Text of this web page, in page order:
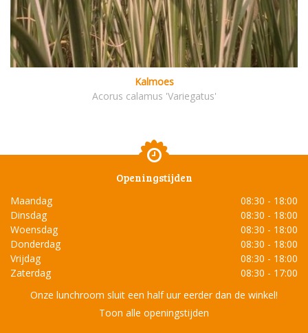
Kalmoes
Acorus calamus 'Variegatus'
Openingstijden
Maandag
08:30 - 18:00
Dinsdag
08:30 - 18:00
Woensdag
08:30 - 18:00
Donderdag
08:30 - 18:00
Vrijdag
08:30 - 18:00
Zaterdag
08:30 - 17:00
Onze lunchroom sluit een half uur eerder dan de winkel!
Toon alle openingstijden